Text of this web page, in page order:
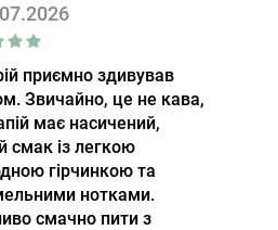
приємно здивував
Звичайно, це не кава,
має насичений,
смак із легкою
гірчинкою та
нотками.
смачно пити з